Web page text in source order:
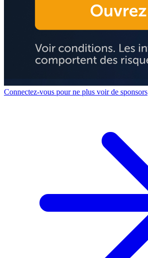
Connectez-vous pour ne plus voir de sponsors